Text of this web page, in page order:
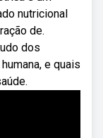
nutricional
de.
dos
e quais